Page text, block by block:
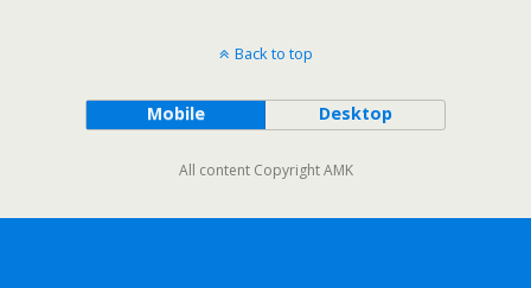
Back to top
Mobile Desktop
All content Copyright AMK